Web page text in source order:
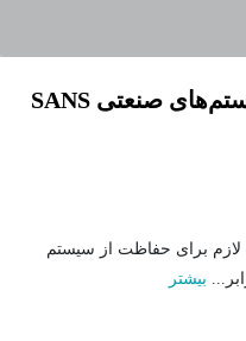
آموزش کاربردی امنیت سیستم‌های صنعتی SANS
برای حفاظت از سیستم
بیشتر